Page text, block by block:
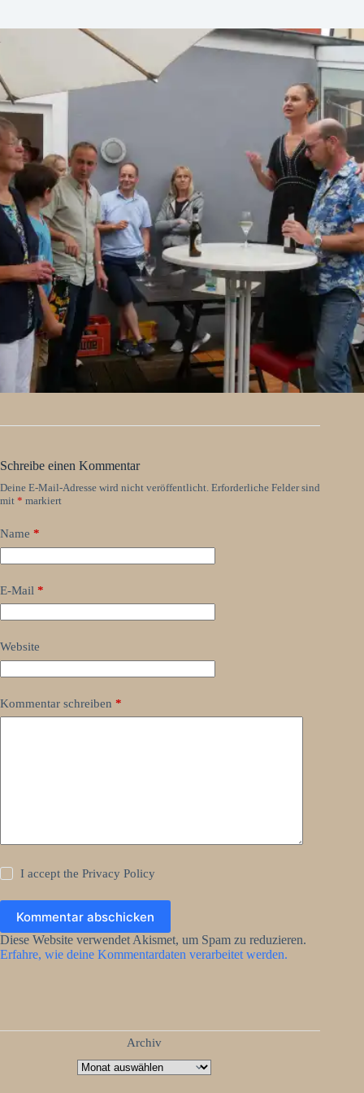
Schreibe einen Kommentar
Deine E-Mail-Adresse wird nicht veröffentlicht. Erforderliche Felder sind
mit * markiert
Name *
E-Mail *
Website
Kommentar schreiben *
I accept thePrivacy Policy
Kommentar abschicken
Diese Website verwendet Akismet, um Spam zu reduzieren.
Erfahre, wie deine Kommentardaten verarbeitet werden.
Archiv